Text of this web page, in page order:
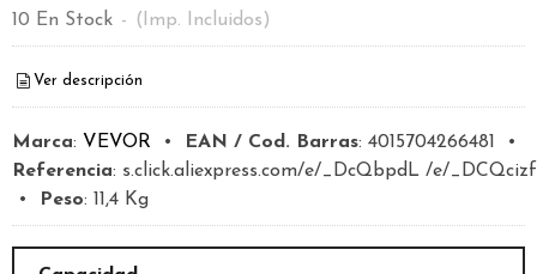
10 En Stock - (Imp. Incluidos)
Ver descripción
Marca: VEVOR • EAN / Cod. Barras: 4015704266481
•
Referencia: s.click.aliexpress.com/e/_DcQbpdL /e/_DCQcizf
•
Peso: 11,4 Kg